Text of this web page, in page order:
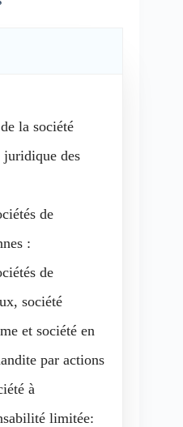
la société
des
de
:
de
société
et société en
par actions
à
limitée: